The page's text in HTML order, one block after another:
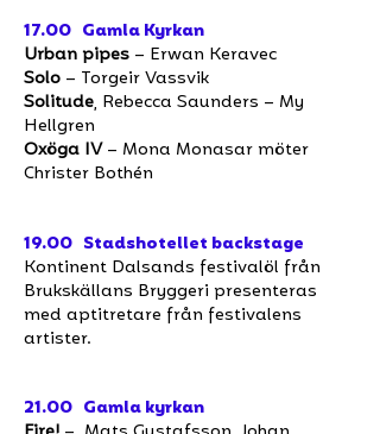
17.00 Gamla Kyrkan
Urban pipes – Erwan Keravec
Solo – Torgeir Vassvik
Solitude, Rebecca Saunders – My
Hellgren
Oxöga IV– Mona Monasar möter
Christer Bothén
19.00 Stadshotellet backstage
Kontinent Dalsands festivalöl från
Brukskällans Bryggeri presenteras
med aptitretare från festivalens
artister.
21.00 Gamla kyrkan